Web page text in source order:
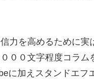
力を高めるために
００文字程度コラ
に加えスタンドエフ